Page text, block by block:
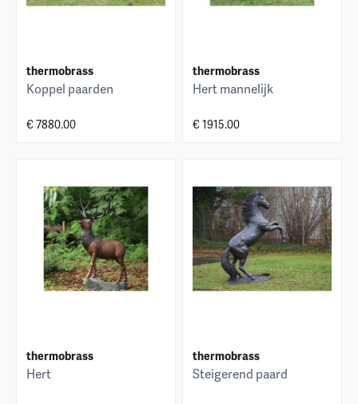
thermobrass
Koppel paarden
€ 7880.00
thermobrass
Hert mannelijk
€ 1915.00
thermobrass
Hert
thermobrass
Steigerend paard